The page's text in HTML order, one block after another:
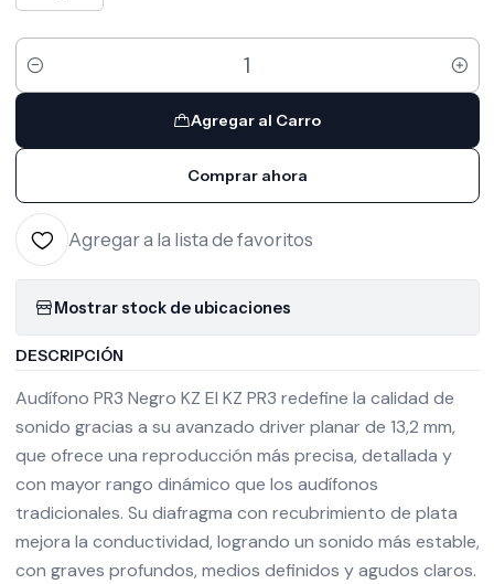
Cantidad
Agregar al Carro
Comprar ahora
Agregar a la lista de favoritos
Mostrar stock de ubicaciones
DESCRIPCIÓN
Audífono PR3 Negro KZ El KZ PR3 redefine la calidad de
sonido gracias a su avanzado driver planar de 13,2 mm,
que ofrece una reproducción más precisa, detallada y
con mayor rango dinámico que los audífonos
tradicionales. Su diafragma con recubrimiento de plata
mejora la conductividad, logrando un sonido más estable,
con graves profundos, medios definidos y agudos claros.